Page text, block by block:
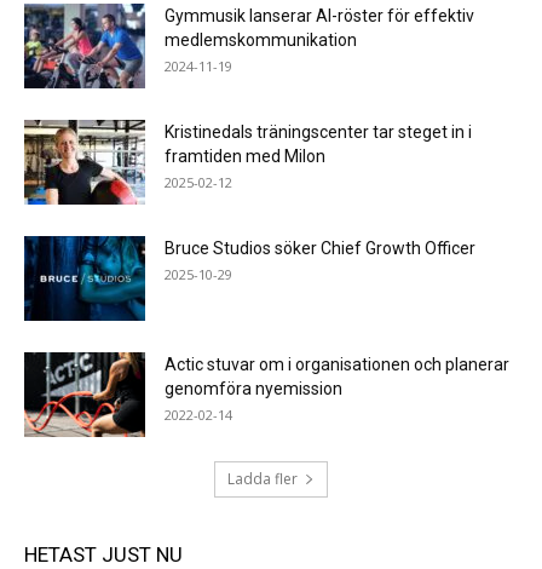
Gymmusik lanserar AI-röster för effektiv
medlemskommunikation
2024-11-19
Kristinedals träningscenter tar steget in i
framtiden med Milon
2025-02-12
Bruce Studios söker Chief Growth Officer
2025-10-29
Actic stuvar om i organisationen och planerar
genomföra nyemission
2022-02-14
Ladda fler
HETAST JUST NU